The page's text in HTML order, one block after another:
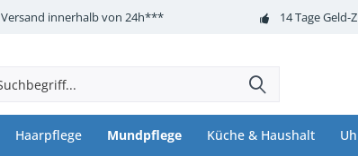
Versand innerhalb von 24h*** 14 Tage
Haarpflege Mundpflege Küche & Haushalt